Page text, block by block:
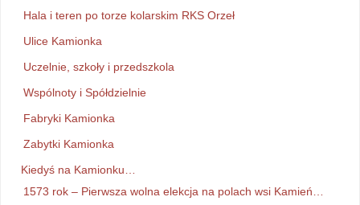
Hala i teren po torze kolarskim RKS Orzeł
Ulice Kamionka
Uczelnie, szkoły i przedszkola
Wspólnoty i Spółdzielnie
Fabryki Kamionka
Zabytki Kamionka
Kiedyś na Kamionku…
1573 rok – Pierwsza wolna elekcja na polach wsi Kamień…